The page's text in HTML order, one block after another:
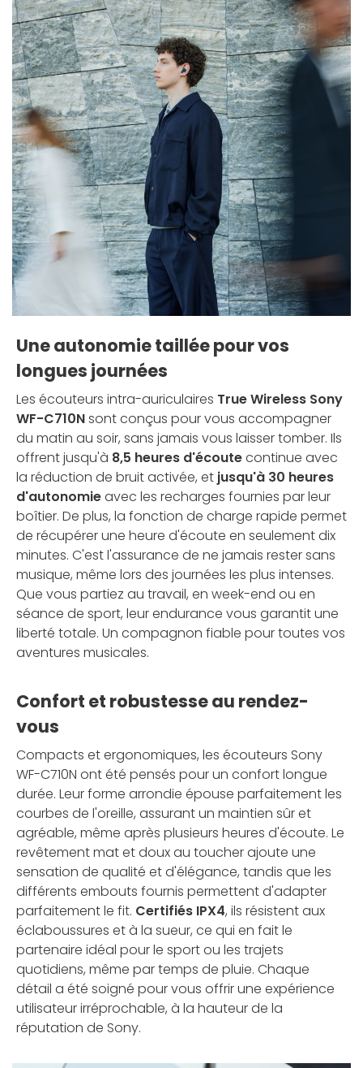
Une autonomie taillée pour vos
longues journées
Les écouteurs intra-auriculaires True Wireless Sony
WF-C710Nsont conçus pour vous accompagner
du matin au soir, sans jamais vous laisser tomber. Ils
offrent jusqu'à 8,5 heures d'écoutecontinue avec
la réduction de bruit activée, et jusqu'à 30 heures
d'autonomieavec les recharges fournies par leur
boîtier. De plus, la fonction de charge rapide permet
de récupérer une heure d'écoute en seulement dix
minutes. C'est l'assurance de ne jamais rester sans
musique, même lors des journées les plus intenses.
Que vous partiez au travail, en week-end ou en
séance de sport, leur endurance vous garantit une
liberté totale. Un compagnon fiable pour toutes vos
aventures musicales.
Confort et robustesse au rendez-
vous
Compacts et ergonomiques, les écouteurs Sony
WF-C710N ont été pensés pour un confort longue
durée. Leur forme arrondie épouse parfaitement les
courbes de l'oreille, assurant un maintien sûr et
agréable, même après plusieurs heures d'écoute. Le
revêtement mat et doux au toucher ajoute une
sensation de qualité et d'élégance, tandis que les
différents embouts fournis permettent d'adapter
parfaitement le fit. Certifiés IPX4, ils résistent aux
éclaboussures et à la sueur, ce qui en fait le
partenaire idéal pour le sport ou les trajets
quotidiens, même par temps de pluie. Chaque
détail a été soigné pour vous offrir une expérience
utilisateur irréprochable, à la hauteur de la
réputation de Sony.